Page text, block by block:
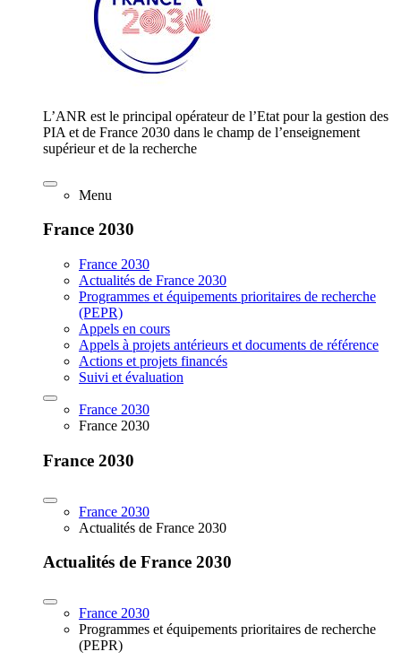
L’ANR est le principal opérateur de l’Etat pour la gestion des
PIA et de France 2030 dans le champ de l’enseignement
supérieur et de la recherche
Menu
France 2030
France 2030
Actualités de France 2030
Programmes et équipements prioritaires de recherche
(PEPR)
Appels en cours
Appels à projets antérieurs et documents de référence
Actions et projets financés
Suivi et évaluation
France 2030
France 2030
France 2030
France 2030
Actualités de France 2030
Actualités de France 2030
France 2030
Programmes et équipements prioritaires de recherche
(PEPR)